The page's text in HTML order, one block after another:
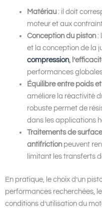
Matériau: il doit
moteur et aux
Conception du piston:
et la conception de la
compression,
performances
Équilibre entre poids
améliore la réactivité
robuste permet de
dans les applications
Traitements de
antifrictionpeuvent
limitant les transferts
En pratique, le choix d’un
performances recherchées,
conditions d’utilisation du